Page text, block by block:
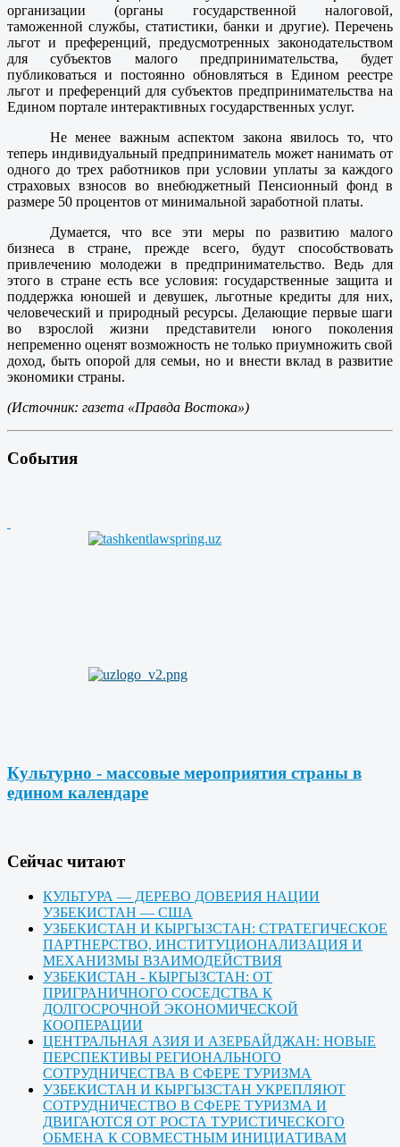
организации (органы государственной налоговой,
таможенной службы, статистики, банки и другие). Перечень
льгот и преференций, предусмотренных законодательством
для субъектов малого предпринимательства, будет
публиковаться и постоянно обновляться в Едином реестре
льгот и преференций для субъектов предпринимательства на
Едином портале интерактивных государственных услуг.
Не менее важным аспектом закона явилось то, что
теперь индивидуальный предприниматель может нанимать от
одного до трех работников при условии уплаты за каждого
страховых взносов во внебюджетный Пенсионный фонд в
размере 50 процентов от минимальной заработной платы.
Думается, что все эти меры по развитию малого
бизнеса в стране, прежде всего, будут способствовать
привлечению молодежи в предпринимательство. Ведь для
этого в стране есть все условия: государственные защита и
поддержка юношей и девушек, льготные кредиты для них,
человеческий и природный ресурсы. Делающие первые шаги
во взрослой жизни представители юного поколения
непременно оценят возможность не только приумножить свой
доход, быть опорой для семьи, но и внести вклад в развитие
экономики страны.
(Источник: газета «Правда Востока»)
События
Культурно - массовые мероприятия страны в
едином календаре
Cейчас читают
КУЛЬТУРА — ДЕРЕВО ДОВЕРИЯ НАЦИИ
УЗБЕКИСТАН — США
УЗБЕКИСТАН И КЫРГЫЗСТАН: СТРАТЕГИЧЕСКОЕ
ПАРТНЕРСТВО, ИНСТИТУЦИОНАЛИЗАЦИЯ И
МЕХАНИЗМЫ ВЗАИМОДЕЙСТВИЯ
УЗБЕКИСТАН - КЫРГЫЗСТАН: ОТ
ПРИГРАНИЧНОГО СОСЕДСТВА К
ДОЛГОСРОЧНОЙ ЭКОНОМИЧЕСКОЙ
КООПЕРАЦИИ
ЦЕНТРАЛЬНАЯ АЗИЯ И АЗЕРБАЙДЖАН: НОВЫЕ
ПЕРСПЕКТИВЫ РЕГИОНАЛЬНОГО
СОТРУДНИЧЕСТВА В СФЕРЕ ТУРИЗМА
УЗБЕКИСТАН И КЫРГЫЗСТАН УКРЕПЛЯЮТ
СОТРУДНИЧЕСТВО В СФЕРЕ ТУРИЗМА И
ДВИГАЮТСЯ ОТ РОСТА ТУРИСТИЧЕСКОГО
ОБМЕНА К СОВМЕСТНЫМ ИНИЦИАТИВАМ